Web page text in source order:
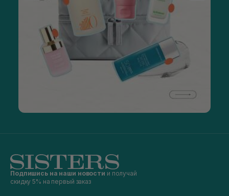
Подпишись на наши новости и получай
скидку 5% на первый заказ